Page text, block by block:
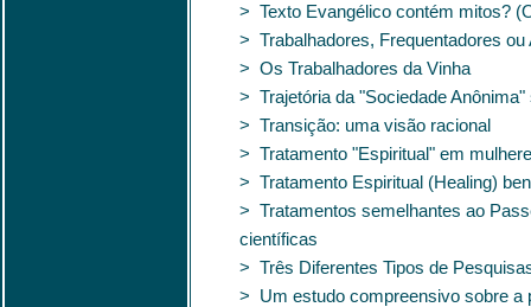
> Texto Evangélico contém mitos?
> Trabalhadores, Frequentadores ou
> Os Trabalhadores da Vinha
> Trajetória da "Sociedade
> Transição: uma visão racional
> Tratamento "Espiritual" em
> Tratamento Espiritual (Healing)
> Tratamentos semelhantes ao
científicas
> Três Diferentes Tipos de
> Um estudo compreensivo sobre a